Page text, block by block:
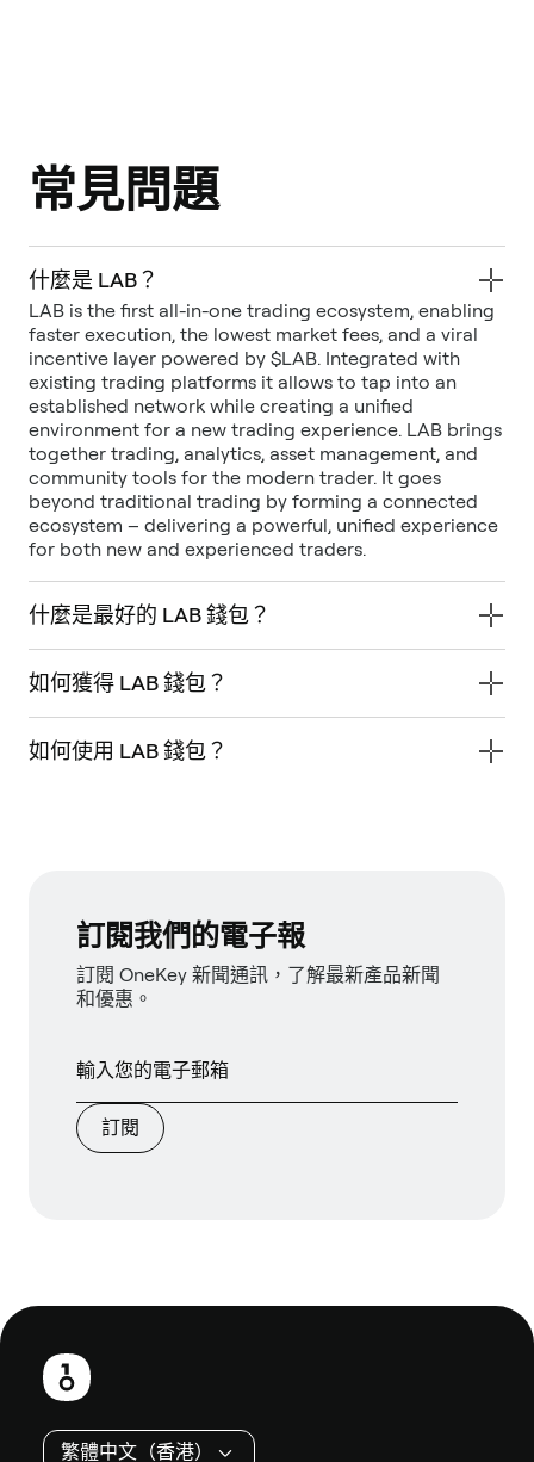
常見問題
什麼是 LAB？
LAB is the first all-in-one trading ecosystem, enabling
faster execution, the lowest market fees, and a viral
incentive layer powered by $LAB. Integrated with
existing trading platforms it allows to tap into an
established network while creating a unified
environment for a new trading experience. LAB brings
together trading, analytics, asset management, and
community tools for the modern trader. It goes
beyond traditional trading by forming a connected
ecosystem – delivering a powerful, unified experience
for both new and experienced traders.
什麼是最好的 LAB 錢包？
如何獲得 LAB 錢包？
如何使用 LAB 錢包？
訂閱我們的電子報
訂閱 OneKey 新聞通訊，了解最新產品新聞
和優惠。
訂閱
頁
繁體中文（香港）